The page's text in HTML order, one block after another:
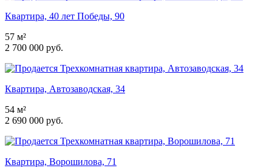
Квартира, 40 лет Победы, 90
57 м²
2 700 000 руб.
Квартира, Автозаводская, 34
54 м²
2 690 000 руб.
Квартира, Ворошилова, 71